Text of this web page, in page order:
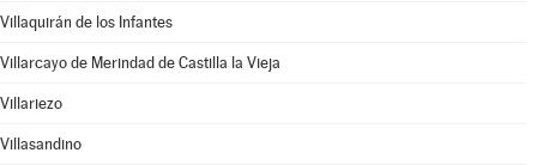
Villaquirán de los Infantes
Villarcayo de Merindad de Castilla la Vieja
Villariezo
Villasandino